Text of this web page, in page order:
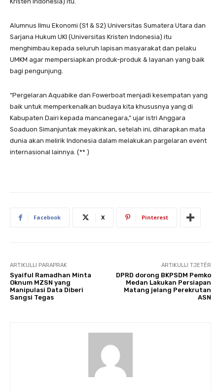
Alumnus Ilmu Ekonomi (S1 & S2) Universitas Sumatera Utara dan
Sarjana Hukum UKI (Universitas Kristen Indonesia) itu
menghimbau kepada seluruh lapisan masyarakat dan pelaku
UMKM agar mempersiapkan produk-produk & layanan yang baik
bagi pengunjung.
“Pergelaran Aquabike dan Fowerboat menjadi kesempatan yang
baik untuk memperkenalkan budaya kita khususnya yang di
Kabupaten Dairi kepada mancanegara,” ujar istri Anggara
Soaduon Simanjuntak meyakinkan, setelah ini, diharapkan mata
dunia akan melirik Indonesia dalam melakukan pargelaran event
internasional lainnya. (** )
Facebook X Pinterest
ARTIKULLI PARAPRAK
Syaiful Ramadhan Minta
Oknum MZSN yang
Manipulasi Data Diberi
Sangsi Tegas
ARTIKULLI TJETËR
DPRD dorong BKPSDM Pemko
Medan Lakukan Persiapan
Matang jelang Perekrutan
ASN